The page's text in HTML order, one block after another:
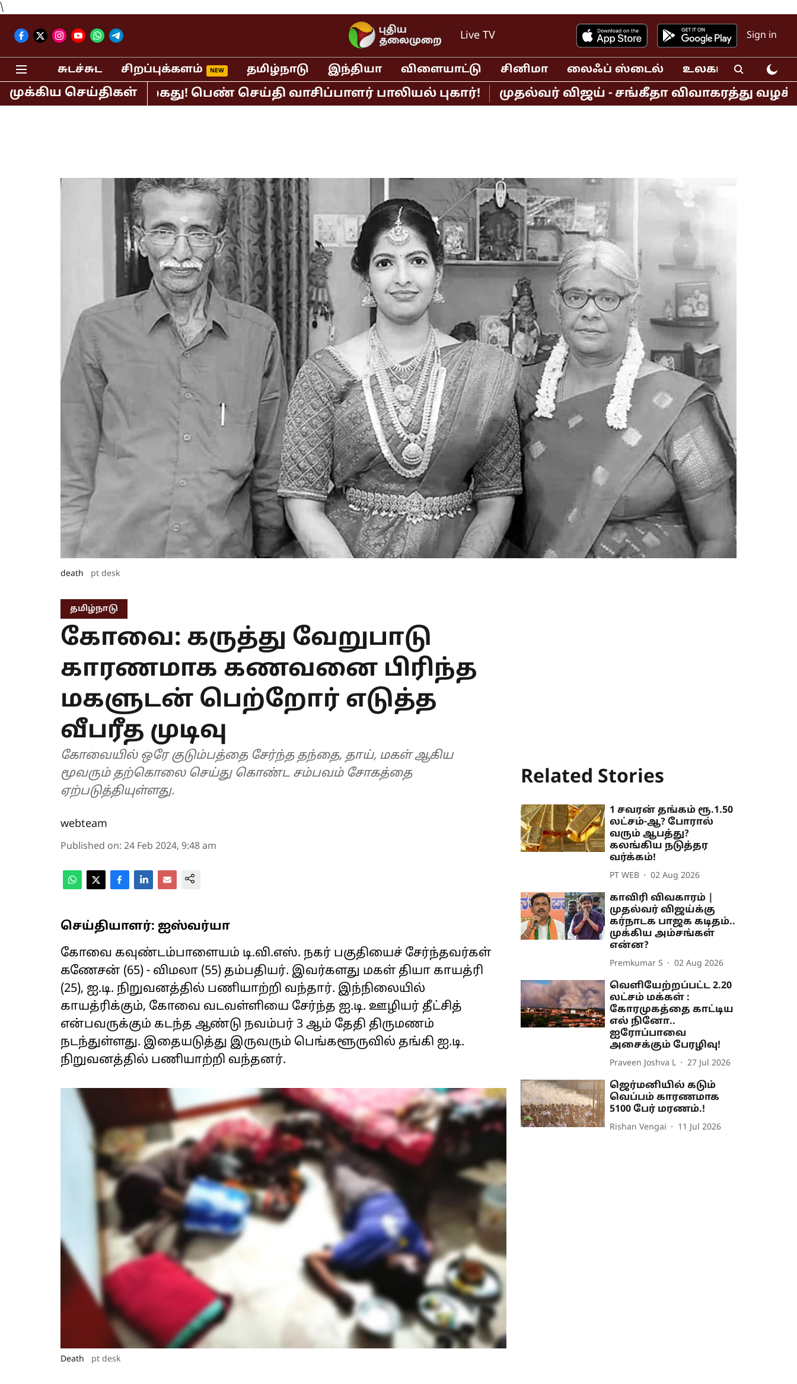
\
Live TV Sign in
சுடச்சுட சிறப்புக்களம் தமிழ்நாடு இந்தியா விளையாட்டு சினிமா லைஃப் ஸ்டைல் உலகம்
முக்கிய செய்திகள்
பி.ஆர்.சுந்தர் கைது! பெண் செய்தி வாசிப்பாளர் பாலியல் புகார்! முதல்வர் விஜய் - சங்கீதா விவாகரத்து வழக்கு..
death pt desk
தமிழ்நாடு
கோவை: கருத்து வேறுபாடு
காரணமாக கணவனை பிரிந்த
மகளுடன் பெற்றோர் எடுத்த
வீபரீத முடிவு
கோவையில் ஒரே குடும்பத்தை சேர்ந்த தந்தை, தாய், மகள் ஆகிய
மூவரும் தற்கொலை செய்து கொண்ட சம்பவம் சோகத்தை
ஏற்படுத்தியுள்ளது.
webteam
Published on: 24 Feb 2024, 9:48 am
செய்தியாளர்: ஐஸ்வர்யா
கோவை கவுண்டம்பாளையம் டி.வி.எஸ். நகர் பகுதியைச் சேர்ந்தவர்கள்
கணேசன் (65) - விமலா (55) தம்பதியர். இவர்களது மகள் தியா காயத்ரி
(25), ஐ.டி. நிறுவனத்தில் பணியாற்றி வந்தார். இந்நிலையில்
காயத்ரிக்கும், கோவை வடவள்ளியை சேர்ந்த ஐ.டி. ஊழியர் தீட்சித்
என்பவருக்கும் கடந்த ஆண்டு நவம்பர் 3 ஆம் தேதி திருமணம்
நடந்துள்ளது. இதையடுத்து இருவரும் பெங்களூருவில் தங்கி ஐ.டி.
நிறுவனத்தில் பணியாற்றி வந்தனர்.
Death pt desk
Related Stories
1 சவரன் தங்கம் ரூ.1.50
லட்சம்-ஆ? போரால்
வரும் ஆபத்து?
கலங்கிய நடுத்தர
வர்க்கம்!
PT WEB 02 Aug 2026
காவிரி விவகாரம் |
முதல்வர் விஜய்க்கு
கர்நாடக பாஜக கடிதம்..
முக்கிய அம்சங்கள்
என்ன?
Premkumar S 02 Aug 2026
வெளியேற்றப்பட்ட 2.20
லட்சம் மக்கள் :
கோரமுகத்தை காட்டிய
எல் நினோ..
ஐரோப்பாவை
அசைக்கும் பேரழிவு!
Praveen Joshva L 27 Jul 2026
ஜெர்மனியில் கடும்
வெப்பம் காரணமாக
5100 பேர் மரணம்.!
Rishan Vengai 11 Jul 2026